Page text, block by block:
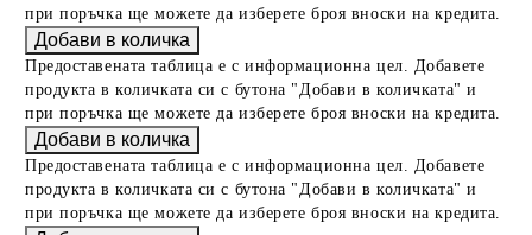
при поръчка ще можете да изберете броя вноски на кредита.
Предоставената таблица е с информационна цел. Добавете
продукта в количката си с бутона "Добави в количката" и
при поръчка ще можете да изберете броя вноски на кредита.
Предоставената таблица е с информационна цел. Добавете
продукта в количката си с бутона "Добави в количката" и
при поръчка ще можете да изберете броя вноски на кредита.